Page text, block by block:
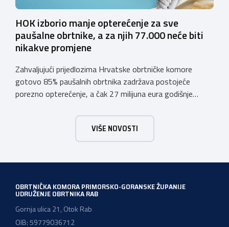
HOK izborio manje opterećenje za sve
paušalne obrtnike, a za njih 77.000 neće biti
nikakve promjene
Zahvaljujući prijedlozima Hrvatske obrtničke komore
gotovo 85% paušalnih obrtnika zadržava postojeće
porezno opterećenje, a čak 27 milijuna eura godišnje
komora pozdravlja odluku Vlade Republike Hrvatske da u
konačnom prijedlogu poreznih izmjena prihvati ključne
prijedloge HOK-a iznesene tijekom intenzivnog dijaloga s
VIŠE NOVOSTI
OBRTNIČKA KOMORA PRIMORSKO-GORANSKE ŽUPANIJE
UDRUŽENJE OBRTNIKA RAB
Gornja ulica 21, Otok Rab
OIB: 59779036712